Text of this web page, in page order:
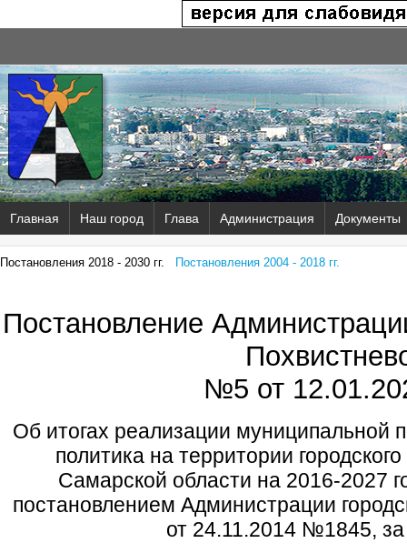
Главная Наш город Глава Администрация Документы
Постановления 2018 - 2030 гг. Постановления 2004 - 2018 гг.
Постановление
№5 от
Об итогах реализации
политика на территории
Самарской области на 2016-2027
постановлением Администрации
от 24.11.2014 №1845, за